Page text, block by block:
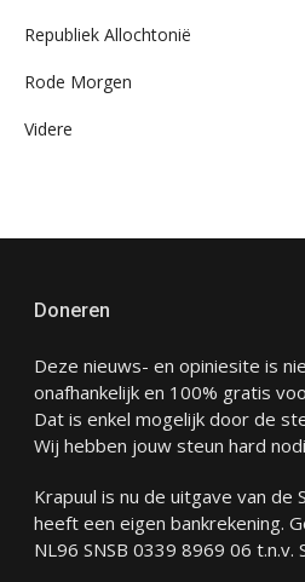
Republiek Allochtonië
Rode Morgen
Videre
Doneren
Deze nieuws- en opiniesite is
onafhankelijk en 100% gratis
Dat is enkel mogelijk door de
Wij hebben jouw steun hard
Krapuul is nu de uitgave van de
heeft een eigen bankrekening.
NL96 SNSB 0339 8969 06 t.n.v.